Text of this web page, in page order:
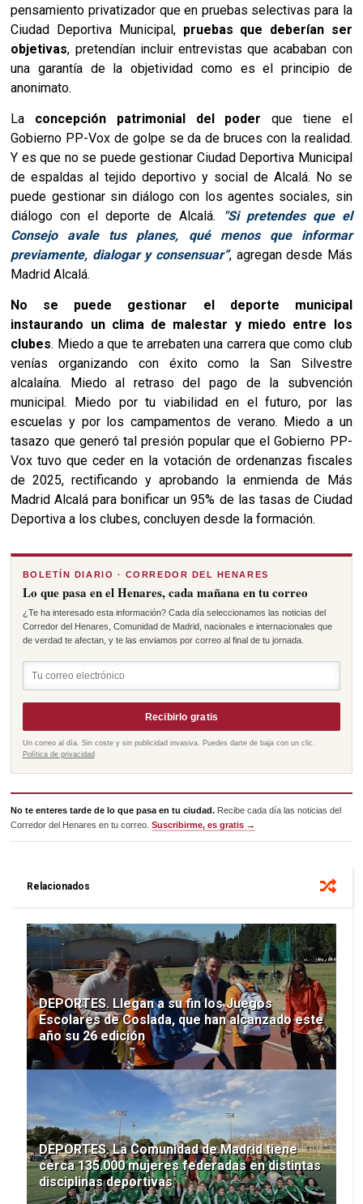
pensamiento privatizador que en pruebas selectivas para la
Ciudad Deportiva Municipal, pruebas que deberían ser
objetivas, pretendían incluir entrevistas que acababan con
una garantía de la objetividad como es el principio de
anonimato.
La concepción patrimonial del poderque tiene el
Gobierno PP-Vox de golpe se da de bruces con la realidad.
Y es que no se puede gestionar Ciudad Deportiva Municipal
de espaldas al tejido deportivo y social de Alcalá. No se
puede gestionar sin diálogo con los agentes sociales, sin
diálogo con el deporte de Alcalá.
"Si pretendes que el
Consejo avale tus planes, qué menos que informar
previamente, dialogar y consensuar”, agregan desde Más
Madrid Alcalá.
No se puede gestionar el deporte municipal
instaurando un clima de malestar y miedo entre los
clubes. Miedo a que te arrebaten una carrera que como club
venías organizando con éxito como la San Silvestre
alcalaína. Miedo al retraso del pago de la subvención
municipal. Miedo por tu viabilidad en el futuro, por las
escuelas y por los campamentos de verano. Miedo a un
tasazo que generó tal presión popular que el Gobierno PP-
Vox tuvo que ceder en la votación de ordenanzas fiscales
de 2025, rectificando y aprobando la enmienda de Más
Madrid Alcalá para bonificar un 95% de las tasas de Ciudad
Deportiva a los clubes, concluyen desde la formación.
BOLETÍN DIARIO · CORREDOR DEL HENARES
Lo que pasa en el Henares, cada mañana en tu correo
¿Te ha interesado esta información? Cada día seleccionamos las noticias del
Corredor del Henares, Comunidad de Madrid, nacionales e internacionales que
de verdad te afectan, y te las enviamos por correo al final de tu jornada.
Recibirlo gratis
Un correo al día. Sin coste y sin publicidad invasiva. Puedes darte de baja con un clic.
Política de privacidad
No te enteres tarde de lo que pasa en tu ciudad. Recibe cada día las noticias del
Corredor del Henares en tu correo.Suscribirme, es gratis →
Relacionados
DEPORTES. Llegan a su fin los Juegos
Escolares de Coslada, que han alcanzado este
año su 26 edición
DEPORTES. La Comunidad de Madrid tiene
cerca 135.000 mujeres federadas en distintas
disciplinas deportivas